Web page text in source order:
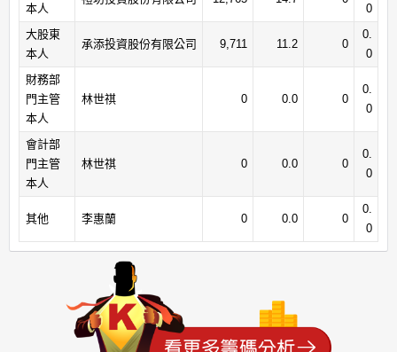
本人
0
大股東
本人
承添投資股份有限公司 9,711 11.2 0
0.
0
財務部
門主管
本人
林世祺 0 0.0 0
0.
0
會計部
門主管
本人
林世祺 0 0.0 0
0.
0
其他 李惠蘭 0 0.0 0
0.
0